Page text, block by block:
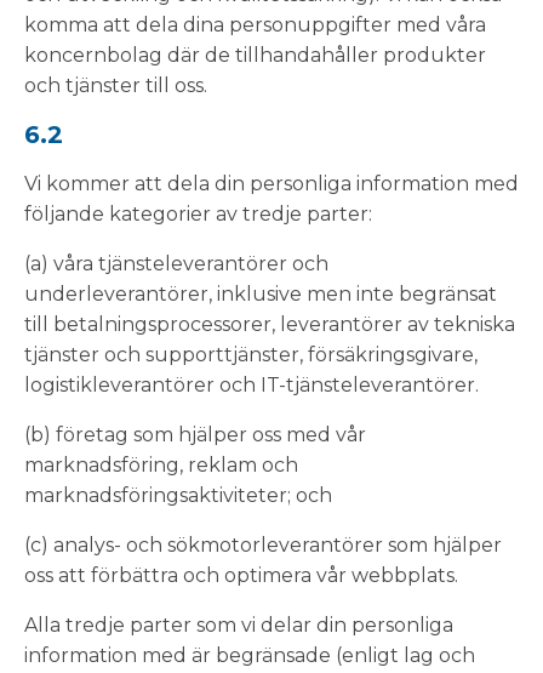
komma att dela dina personuppgifter med våra
koncernbolag där de tillhandahåller produkter
och tjänster till oss.
6.2
Vi kommer att dela din personliga information med
följande kategorier av tredje parter:
(a) våra tjänsteleverantörer och
underleverantörer, inklusive men inte begränsat
till betalningsprocessorer, leverantörer av tekniska
tjänster och supporttjänster, försäkringsgivare,
logistikleverantörer och IT-tjänsteleverantörer.
(b) företag som hjälper oss med vår
marknadsföring, reklam och
marknadsföringsaktiviteter; och
(c) analys- och sökmotorleverantörer som hjälper
oss att förbättra och optimera vår webbplats.
Alla tredje parter som vi delar din personliga
information med är begränsade (enligt lag och